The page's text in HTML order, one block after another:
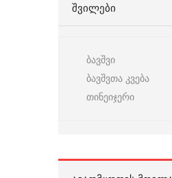
ᲨᲕᲘᲚᲔᲑᲘ
ბავშვი
ბავშვთა კვება
თინეიჯერი